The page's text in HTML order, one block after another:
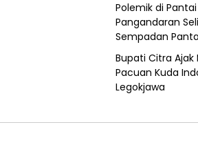
Polemik di
Pangandaran
Sempadan
Bupati Citra Ajak
Pacuan Kuda
Legokjawa